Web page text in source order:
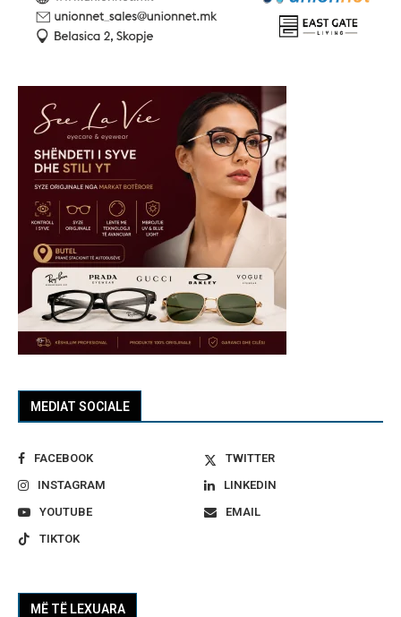
MEDIAT SOCIALE
FACEBOOK
TWITTER
INSTAGRAM
LINKEDIN
YOUTUBE
EMAIL
TIKTOK
MË TË LEXUARA